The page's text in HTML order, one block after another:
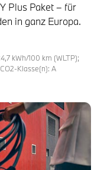
Plus Paket – für
in ganz Europa.
kWh/100 km (WLTP);
Klasse(n): A